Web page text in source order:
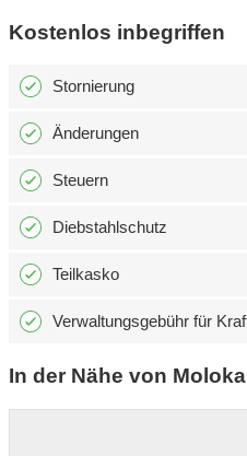
Kostenlos inbegriffen
Stornierung
Änderungen
Steuern
Diebstahlschutz
Teilkasko
Verwaltungsgebühr für
In der Nähe von